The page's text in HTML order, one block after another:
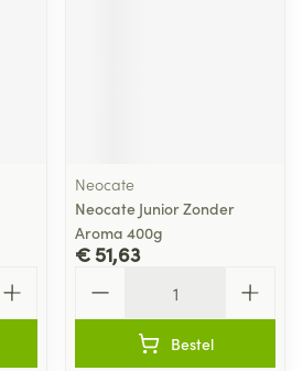
Neocate
Neocate Junior Zonder
Aroma 400g
€ 51,63
Bestel